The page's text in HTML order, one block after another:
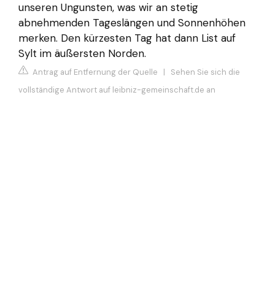
unseren Ungunsten, was wir an stetig
abnehmenden Tageslängen und Sonnenhöhen
merken. Den kürzesten Tag hat dann List auf
Sylt im äußersten Norden.
Antrag auf Entfernung der Quelle | Sehen Sie sich die
vollständige Antwort auf leibniz-gemeinschaft.de an